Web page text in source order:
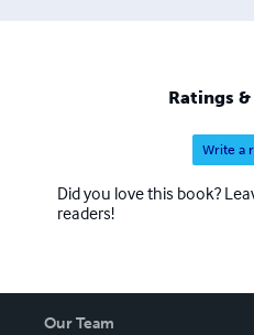
Ratings
Write a
Did you love this book?
readers!
Our Team